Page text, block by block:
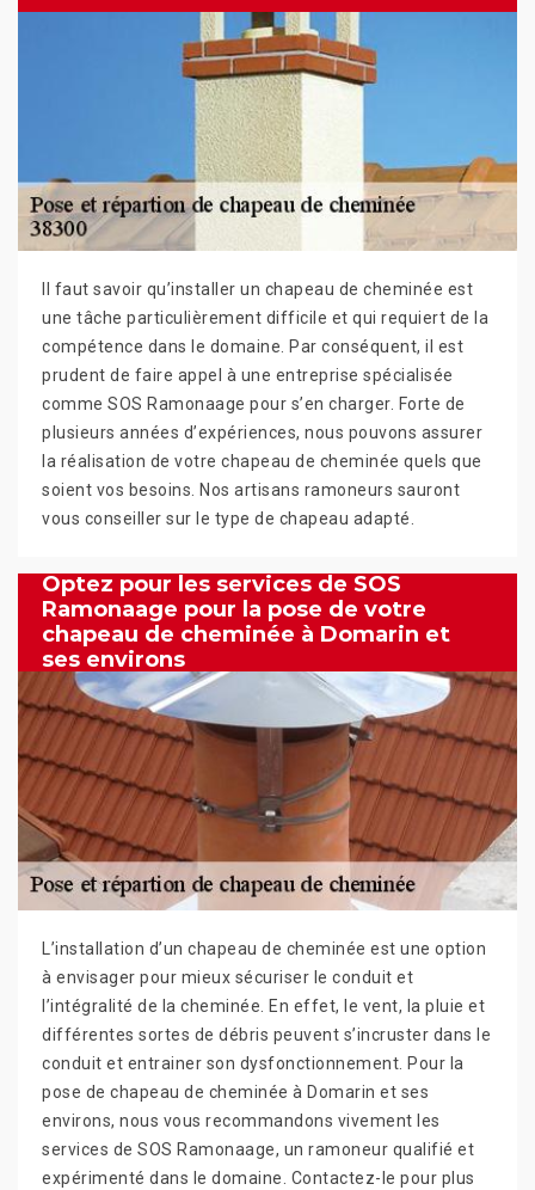
Il faut savoir qu’installer un chapeau de cheminée est
une tâche particulièrement difficile et qui requiert de la
compétence dans le domaine. Par conséquent, il est
prudent de faire appel à une entreprise spécialisée
comme SOS Ramonaage pour s’en charger. Forte de
plusieurs années d’expériences, nous pouvons assurer
la réalisation de votre chapeau de cheminée quels que
soient vos besoins. Nos artisans ramoneurs sauront
vous conseiller sur le type de chapeau adapté.
Optez pour les services de SOS
Ramonaage pour la pose de votre
chapeau de cheminée à Domarin et
ses environs
L’installation d’un chapeau de cheminée est une option
à envisager pour mieux sécuriser le conduit et
l’intégralité de la cheminée. En effet, le vent, la pluie et
différentes sortes de débris peuvent s’incruster dans le
conduit et entrainer son dysfonctionnement. Pour la
pose de chapeau de cheminée à Domarin et ses
environs, nous vous recommandons vivement les
services de SOS Ramonaage, un ramoneur qualifié et
expérimenté dans le domaine. Contactez-le pour plus